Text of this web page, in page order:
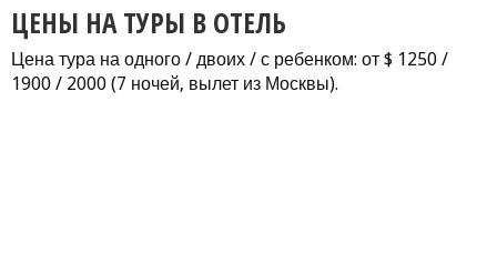
ЦЕНЫ НА ТУРЫ В ОТЕЛЬ
Цена тура на одного / двоих / с ребенком: от $ 1250 /
1900 / 2000 (7 ночей, вылет из Москвы).